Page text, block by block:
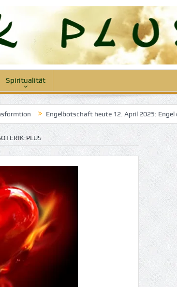
Spiritualität
Engelbotschaft heute 12. April 2025: Engel der Wandlung
PLUS